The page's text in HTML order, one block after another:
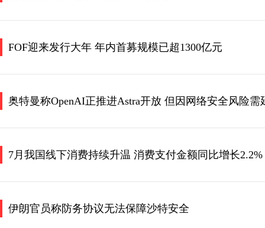
FOF迎来发行大年 年内首募规模已超1300亿元
奥特曼称OpenAI正推进Astra开放 但因网络安全风险需
7月我国线下消费持续升温 消费支付金额同比增长2.2%
伊朗官员称防务协议无法保障沙特安全